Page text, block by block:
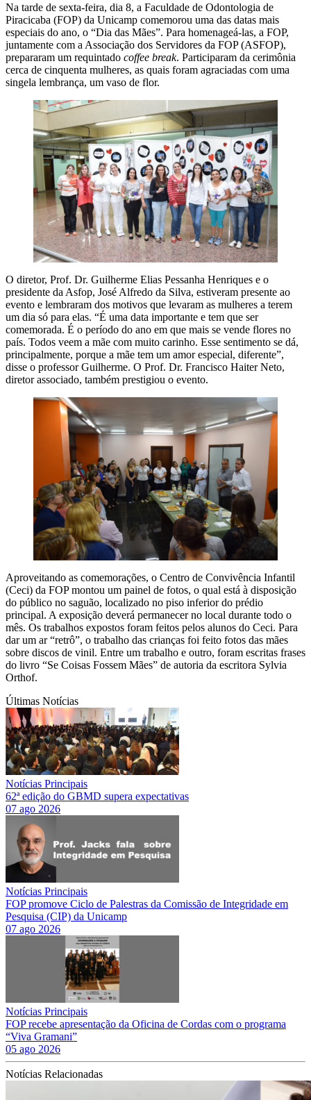
Na tarde de sexta-feira, dia 8, a Faculdade de Odontologia de
Piracicaba (FOP) da Unicamp comemorou uma das datas mais
especiais do ano, o “Dia das Mães”. Para homenageá-las, a FOP,
juntamente com a Associação dos Servidores da FOP (ASFOP),
prepararam um requintado coffee break. Participaram da cerimônia
cerca de cinquenta mulheres, as quais foram agraciadas com uma
singela lembrança, um vaso de flor.
O diretor, Prof. Dr. Guilherme Elias Pessanha Henriques e o
presidente da Asfop, José Alfredo da Silva, estiveram presente ao
evento e lembraram dos motivos que levaram as mulheres a terem
um dia só para elas. “É uma data importante e tem que ser
comemorada. É o período do ano em que mais se vende flores no
país. Todos veem a mãe com muito carinho. Esse sentimento se dá,
principalmente, porque a mãe tem um amor especial, diferente”,
disse o professor Guilherme. O Prof. Dr. Francisco Haiter Neto,
diretor associado, também prestigiou o evento.
Aproveitando as comemorações, o Centro de Convivência Infantil
(Ceci) da FOP montou um painel de fotos, o qual está à disposição
do público no saguão, localizado no piso inferior do prédio
principal. A exposição deverá permanecer no local durante todo o
mês. Os trabalhos expostos foram feitos pelos alunos do Ceci. Para
dar um ar “retrô”, o trabalho das crianças foi feito fotos das mães
sobre discos de vinil. Entre um trabalho e outro, foram escritas frases
do livro “Se Coisas Fossem Mães” de autoria da escritora Sylvia
Orthof.
Últimas Notícias
Notícias Principais
62ª edição do GBMD supera expectativas
07 ago 2026
Notícias Principais
FOP promove Ciclo de Palestras da Comissão de Integridade em
Pesquisa (CIP) da Unicamp
07 ago 2026
Notícias Principais
FOP recebe apresentação da Oficina de Cordas com o programa
“Viva Gramani”
05 ago 2026
Notícias Relacionadas